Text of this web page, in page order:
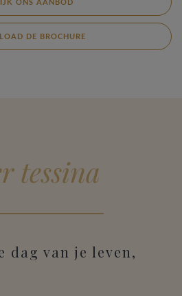
DE BROCHURE
tessina
dag van je leven,